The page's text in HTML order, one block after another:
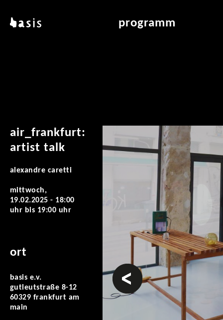
basis programm
air_frankfurt:
artist talk
alexandre caretti
mittwoch,
19.02.2025 - 18:00
uhr bis 19:00 uhr
ort
basis e.v.
gutleutstraße 8-12
60329 frankfurt am
main
vorheriges